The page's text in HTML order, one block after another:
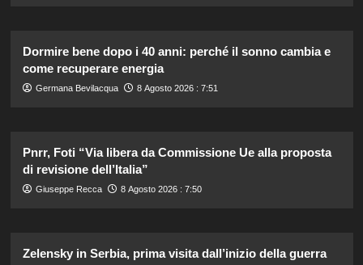
Dormire bene dopo i 40 anni: perché il sonno cambia e
come recuperare energia
Germana Bevilacqua 8 Agosto 2026 : 7:51
Pnrr, Foti “Via libera da Commissione Ue alla proposta
di revisione dell’Italia”
Giuseppe Recca 8 Agosto 2026 : 7:50
Zelensky in Serbia, prima visita dall’inizio della guerra